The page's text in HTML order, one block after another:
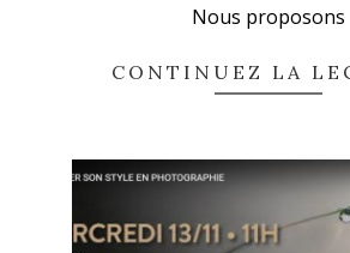
Nous proposons
CONTINUEZ LA